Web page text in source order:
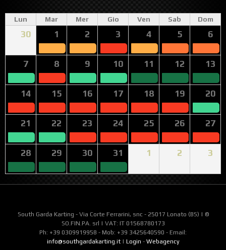
Lun Mar Mer Gio Ven Sab Dom
30 1 2 3 4 5 6
7 8 9 10 11 12 13
14 15 16 17 18 19 20
21 22 23 24 25 26 27
28 29 30 31 1 2 3
South Garda Karting - Via Corte Ferrarini, snc - 25017 Lonato (BS) | ©
SO.FIN.PA. srl | VAT: IT 01568780173
Ph: +39 0309919958 - Mob: +39 3425640590 - Email:
info@southgardakarting.it| Login - Webagency